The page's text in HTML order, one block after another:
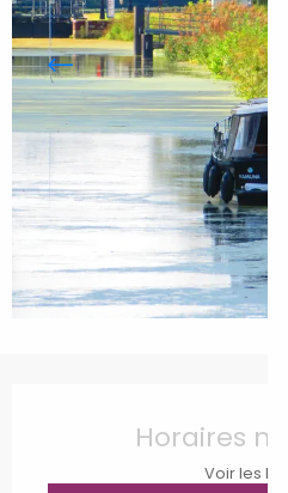
Horaires
Voir les